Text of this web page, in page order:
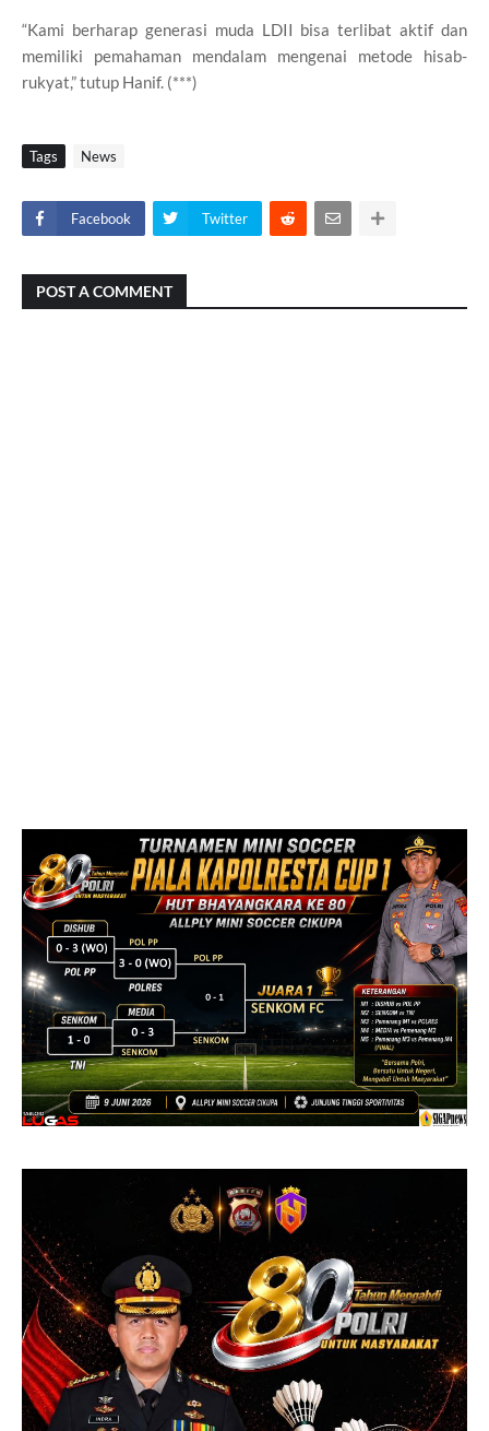
“Kami berharap generasi muda LDII bisa terlibat aktif dan
memiliki pemahaman mendalam mengenai metode hisab-
rukyat,” tutup Hanif. (***)
Tags News
Facebook Twitter
POST A COMMENT